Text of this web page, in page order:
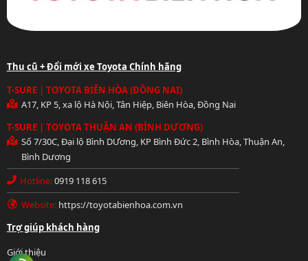
Hotline: 0919 118 615
Thu cũ + Đổi mới xe Toyota Chính hãng
T-SURE | TOYOTA BIÊN HÒA (ĐỒNG NAI)
A17, KP 5, xa lộ Hà Nội, Tân Hiệp, Biên Hòa, Đồng Nai
T-SURE | TOYOTA THUẬN AN (BÌNH DƯƠNG)
Số 7/30C, Đại lộ Bình DƯơng, KP Bình Đức 2, Bình Hòa, Thuận An,
Bình Dương
Hotline:0919 118 615
Website: https://toyotabienhoa.com.vn
Trợ giúp khách hàng
Giới thiệu